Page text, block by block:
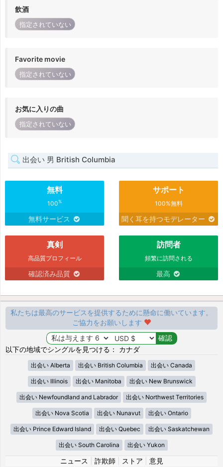
飲酒
指定されていない
Favorite movie
指定されていない
お気に入りの曲
指定されていない
出会い 男 British Columbia
無料
100%
無料サービス
サポート
100%無料
聞く耳を持つモデレーター
真剣
高品質プロフィール
確認済み品質
訪問者
頻繁に訪問される
最高
私たちは最高のサービスを提供するために懸命に働いています。
ご協力をお願いします
以下の地域でシングルを見つける： カナダ
出会い Alberta 出会い British Columbia 出会い Canada
出会い Illinois 出会い Manitoba 出会い New Brunswick
出会い Newfoundland and Labrador 出会い Northwest Territories
出会い Nova Scotia 出会い Nunavut 出会い Ontario
出会い Prince Edward Island 出会い Quebec 出会い Saskatchewan
出会い South Carolina 出会い Yukon
ニュース 詐欺師 ストア
意見